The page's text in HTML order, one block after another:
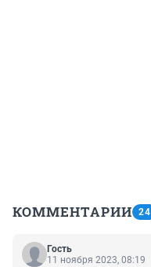
КОММЕНТАРИИ 24
Гость
11 ноября 2023, 08:19